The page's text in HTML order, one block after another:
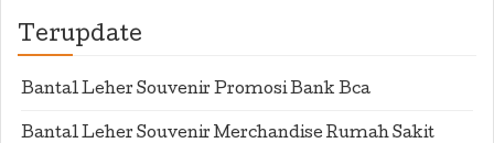
Terupdate
Bantal Leher Souvenir Promosi Bank Bca
Bantal Leher Souvenir Merchandise Rumah Sakit